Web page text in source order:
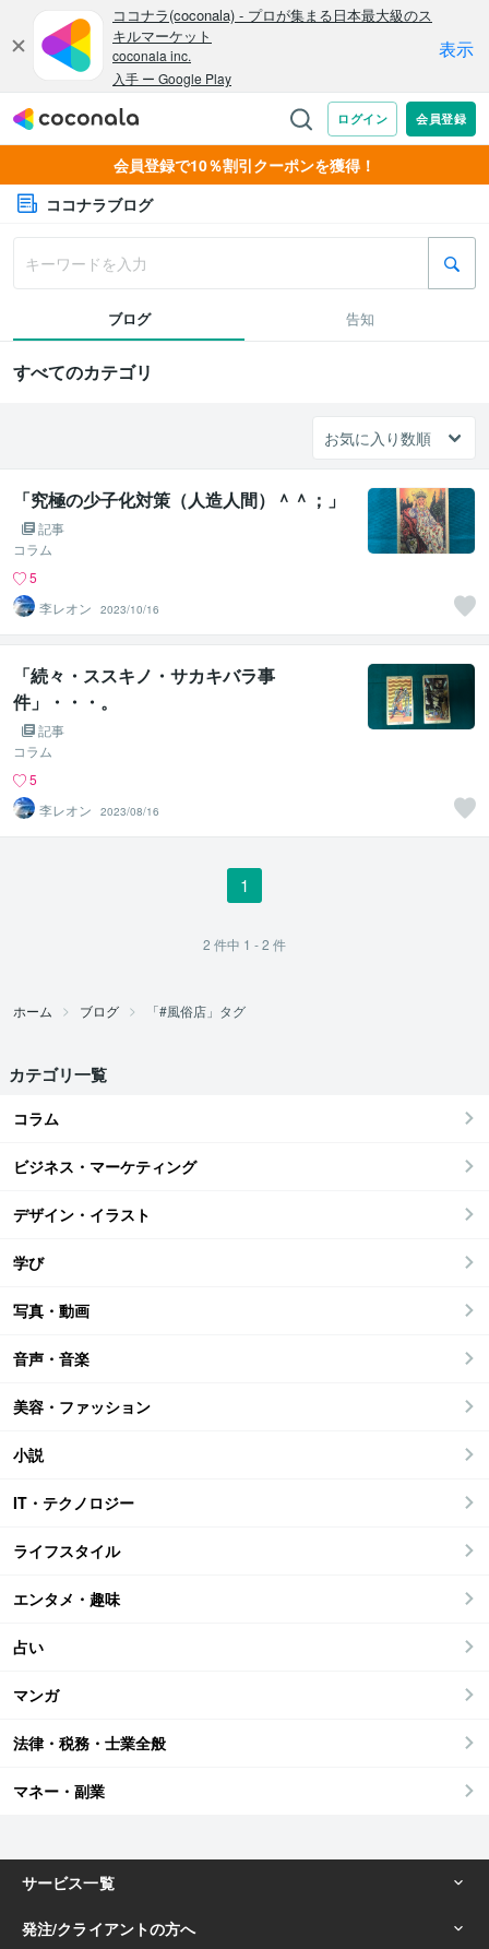
会員登録で10％割引クーポンを獲得！
ココナラブログ
ブログ 告知
すべてのカテゴリ
「究極の少子化対策（人造人間）＾＾；」
記事
コラム
5
李レオン
2023/10/16
「続々・ススキノ・サカキバラ事
件」・・・。
記事
コラム
5
李レオン
2023/08/16
1
2 件中 1 - 2 件
ホーム ブログ 「#風俗店」タグ
カテゴリ一覧
コラム
ビジネス・マーケティング
デザイン・イラスト
学び
写真・動画
音声・音楽
美容・ファッション
小説
IT・テクノロジー
ライフスタイル
エンタメ・趣味
占い
マンガ
法律・税務・士業全般
マネー・副業